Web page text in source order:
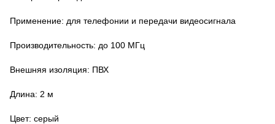
Применение: для телефонии и передачи видеосигнала
Производительность: до 100 МГц
Внешняя изоляция: ПВХ
Длина: 2 м
Цвет: серый